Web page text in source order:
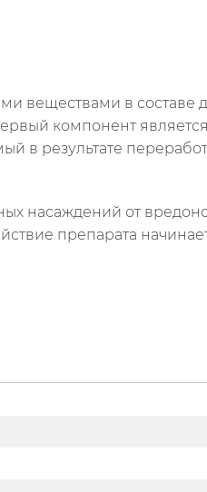
веществами в составе
компонент является
в результате
насаждений от
препарата